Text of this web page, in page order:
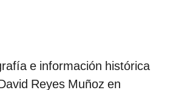
e información histórica
Reyes Muñoz en